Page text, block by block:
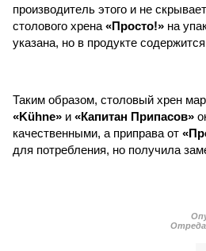
производитель этого и не
столового хрена «Просто!» на
указана, но в продукте
Таким образом, столовый хрен
«Kühne» и «Капитан Припасов»
качественными, а приправа от
для потребления, но получила